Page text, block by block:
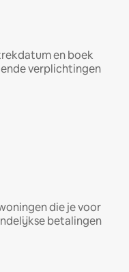
en boek
verplichtingen
die je voor
betalingen